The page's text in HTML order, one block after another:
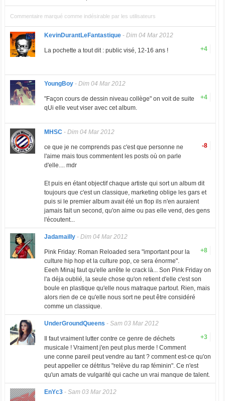
Commentaire marqué comme indésirable par les utilisateurs
KevinDurantLeFantastique- Dim 04 Mar 2012
+4
La pochette a tout dit : public visé, 12-16 ans !
YoungBoy- Dim 04 Mar 2012
+4
"Façon cours de dessin niveau collège" on voit de suite
qUi elle veut viser avec cet album.
MHSC- Dim 04 Mar 2012
-8
ce que je ne comprends pas c'est que personne ne
l'aime mais tous commentent les posts où on parle
d'elle.... mdr
Et puis en étant objectif chaque artiste qui sort un album dit
toujours que c'est un classique, marketing oblige les gars et
puis si le premier album avait été un flop ils n'en auraient
jamais fait un second, qu'on aime ou pas elle vend, des gens
l'écoutent...
Jadamailly- Dim 04 Mar 2012
+8
Pink Friday: Roman Reloaded sera "important pour la
culture hip hop et la culture pop, ce sera énorme".
Eeeh Minaj faut qu'elle arrête le crack là... Son Pink Friday on
l'a déja oublié, la seule chose qu'on retient d'elle c'est son
boule en plastique qu'elle nous matraque partout. Rien, mais
alors rien de ce qu'elle nous sort ne peut être considéré
comme un classique.
UnderGroundQueens - Sam 03 Mar 2012
+3
Il faut vraiment lutter contre ce genre de déchets
musicale ! Vraiment j'en peut plus merde ! Comment
une conne pareil peut vendre au tant ? comment est-ce qu'on
peut appeller ce détritus "relève du rap féminin". Ce n'est
qu'un amats de vulgarité qui cache un vrai manque de talent.
EnYc3- Sam 03 Mar 2012